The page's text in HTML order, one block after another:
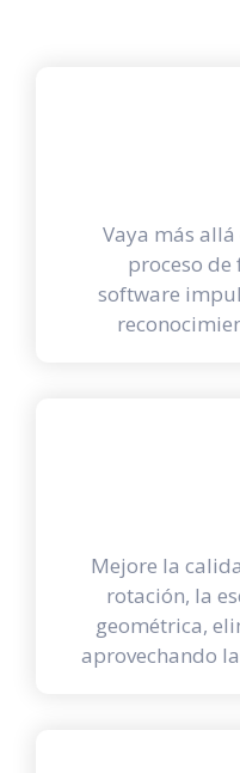
Vaya más
proceso de
software
Mejore la
rotación, la
geométrica,
aprovechando